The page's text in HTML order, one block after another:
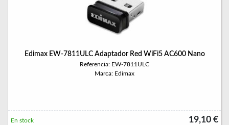
Edimax EW-7811ULC Adaptador Red WiFi5 AC600 Nano
Referencia: EW-7811ULC
Marca: Edimax
19,10 €
En stock